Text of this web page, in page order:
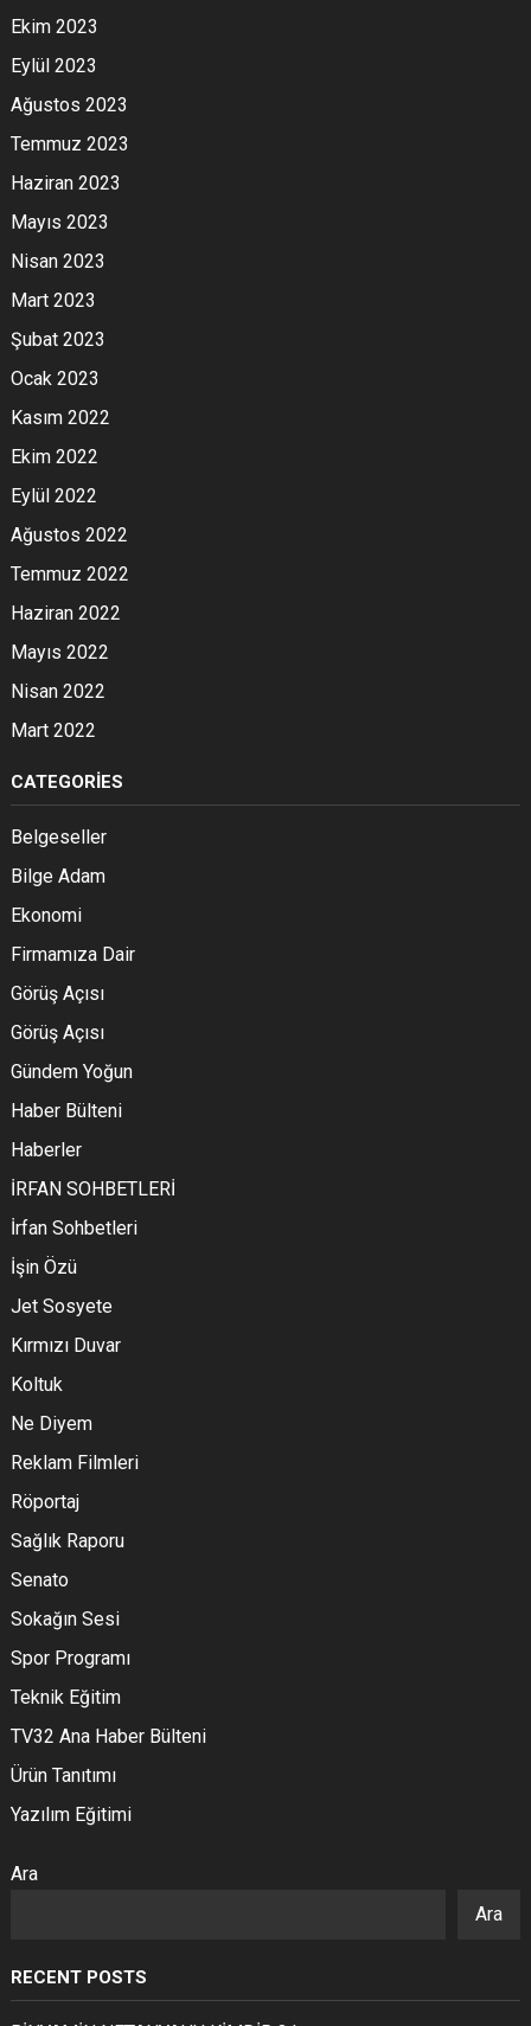
Ekim 2023
Eylül 2023
Ağustos 2023
Temmuz 2023
Haziran 2023
Mayıs 2023
Nisan 2023
Mart 2023
Şubat 2023
Ocak 2023
Kasım 2022
Ekim 2022
Eylül 2022
Ağustos 2022
Temmuz 2022
Haziran 2022
Mayıs 2022
Nisan 2022
Mart 2022
CATEGORIES
Belgeseller
Bilge Adam
Ekonomi
Firmamıza Dair
Görüş Açısı
Görüş Açısı
Gündem Yoğun
Haber Bülteni
Haberler
İRFAN SOHBETLERİ
İrfan Sohbetleri
İşin Özü
Jet Sosyete
Kırmızı Duvar
Koltuk
Ne Diyem
Reklam Filmleri
Röportaj
Sağlık Raporu
Senato
Sokağın Sesi
Spor Programı
Teknik Eğitim
TV32 Ana Haber Bülteni
Ürün Tanıtımı
Yazılım Eğitimi
Ara
Ara
RECENT POSTS